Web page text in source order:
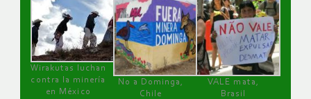
Wirakutas luchan
contra la minería
en México
No a Dominga,
Chile
VALE mata,
Brasil